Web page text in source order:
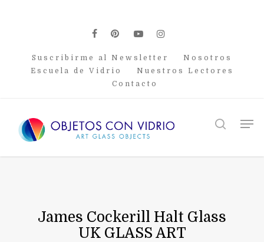
facebook
pinterest
youtubeinstagram
Suscribirme al Newsletter
Nosotros
Escuela de Vidrio
Nuestros Lectores
Contacto
search
James Cockerill Halt Glass
UK GLASS ART